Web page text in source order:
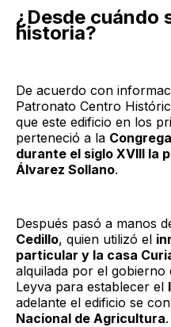
¿Desde cuándo
historia?
De acuerdo con
Patronato Centro
que este edificio en los
perteneció a la
durante el siglo XVIII la
Álvarez Sollano.
Después pasó a manos
Cedillo, quien utilizó el
particular y la casa
alquilada por el
Leyva para establecer el
adelante el edificio se
Nacional de Agricultura.